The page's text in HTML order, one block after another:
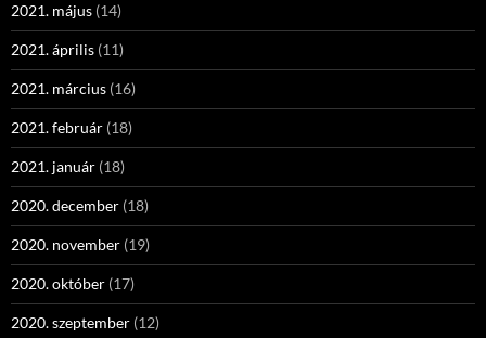
2021. május (14)
2021. április (11)
2021. március (16)
2021. február (18)
2021. január (18)
2020. december (18)
2020. november (19)
2020. október (17)
2020. szeptember (12)